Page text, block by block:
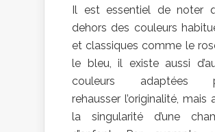
Il est essentiel de noter
dehors des couleurs
et classiques comme le
le bleu, il existe aussi
couleurs adaptées
rehausser l’originalité, mais
la singularité d’une